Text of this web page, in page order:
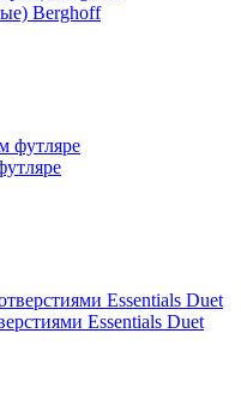
Berghoff
Essentials Duet